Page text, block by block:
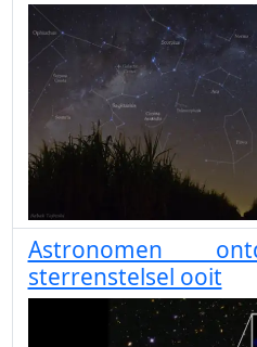
Astronomen
sterrenstelsel ooit